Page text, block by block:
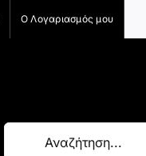
Ο Λογαριασμός μου
Αναζήτηση